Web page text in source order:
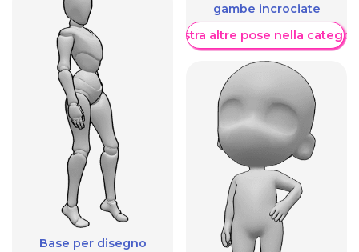
Base per disegno
gambe incrociate
Mostra altre pose nella